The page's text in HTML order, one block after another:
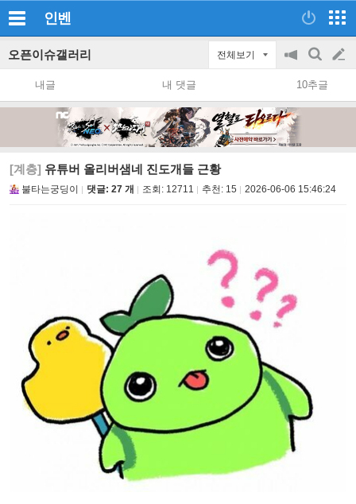
인벤
오픈이슈갤러리 전체보기
공
지
on/off
검
색
글
쓰
내글 내 댓글 10추글
[계층] 유튜버 올리버샘네 진도개들 근황
불타는궁딩이 댓글: 27 개 조회: 12711 추천: 15 2026-06-06 15:46:24